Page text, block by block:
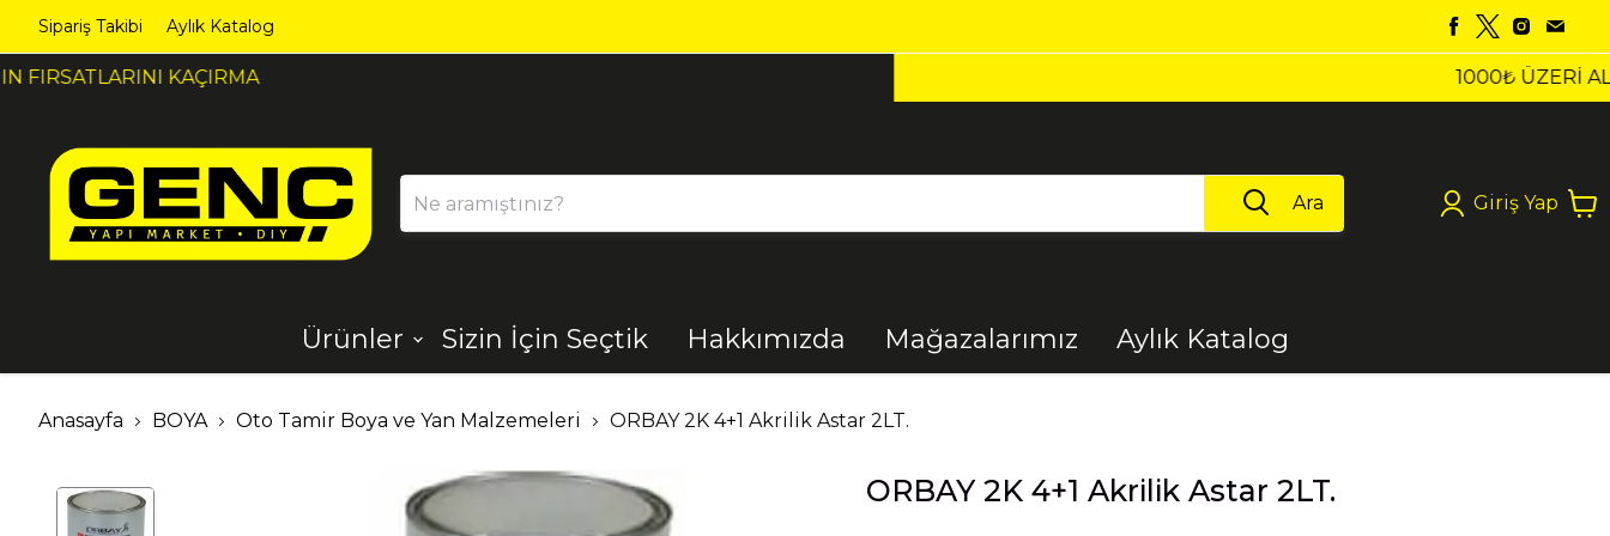
Sipariş Takibi Aylık Katalog
Ara Giriş Yap
Ürünler
Ahşap Aydınlatma Bahçe Banyo
Dekorasyon
Demir Çelik
El Aletleri
Elektrik
Elektrikli Aletler
Sizin İçin Seçtik Hakkımızda Mağazalarımız Aylık Katalog
Anasayfa BOYA Oto Tamir Boya ve Yan Malzemeleri ORBAY 2K 4+1 Akrilik Astar 2LT.
ORBAY 2K 4+1 Akrilik Astar 2LT.